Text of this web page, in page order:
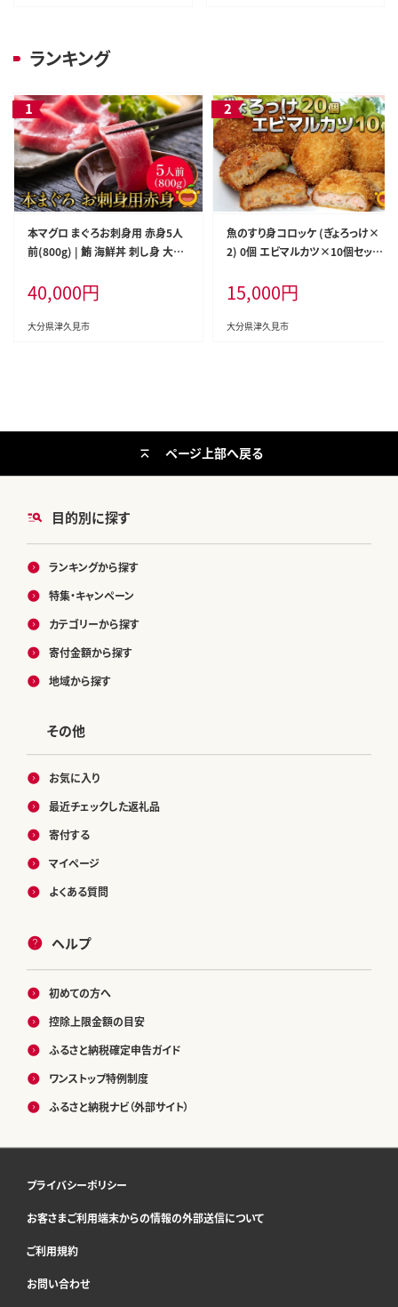
ランキング
本マグロ まぐろお刺身用 赤身5人
前(800g) | 鮪 海鮮丼 刺し身 大分
40,000円
大分県津久見市
魚のすり身コロッケ (ぎょろっけ×
2) 0個 エビマルカツ×10個セット |
見市 国産
15,000円
大分県津久見市
目的別に探す
ランキングから探す
特集・キャンペーン
カテゴリーから探す
寄付金額から探す
地域から探す
その他
お気に入り
最近チェックした返礼品
寄付する
マイページ
よくある質問
ヘルプ
初めての方へ
控除上限金額の目安
ふるさと納税確定申告ガイド
ワンストップ特例制度
ふるさと納税ナビ（外部サイト）
ページ上部へ戻る
プライバシーポリシー
お客さまご利用端末からの情報の外部送信について
ご利用規約
お問い合わせ